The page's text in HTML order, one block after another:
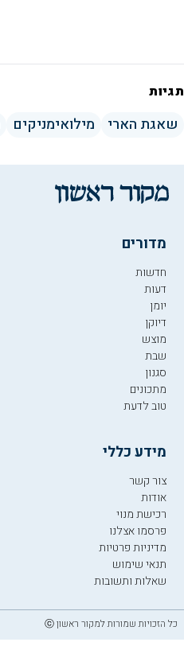
תגיות
שאגת הארי מילואימניקים
מדורים
חדשות
דעות
יומן
דיוקן
מוצש
שבת
סגנון
מתכונים
טוב לדעת
מידע כללי
צור קשר
אודות
רכישת מנוי
פרסמו אצלנו
מדיניות פרטיות
תנאי שימוש
שאלות ותשובות
כל הזכויות שמורות למקור ראשון ⓒ